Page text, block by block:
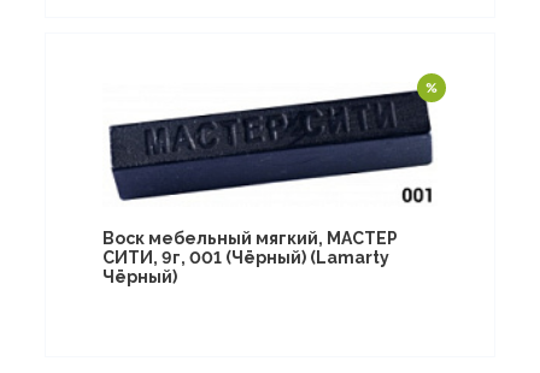
Воск мебельный мягкий, МАСТЕР
СИТИ, 9г, 001 (Чёрный) (Lamarty
Чёрный)